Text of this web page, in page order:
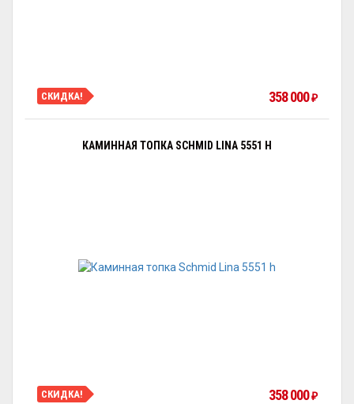
СКИДКА! 358 000₽
КАМИННАЯ ТОПКА SCHMID LINA 5551 H
СКИДКА! 358 000₽